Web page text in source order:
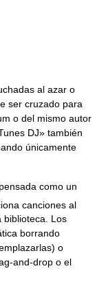
al azar o
ser cruzado para
o del mismo autor
DJ» también
únicamente
como un
canciones al
biblioteca. Los
borrando
o
and-drop o el